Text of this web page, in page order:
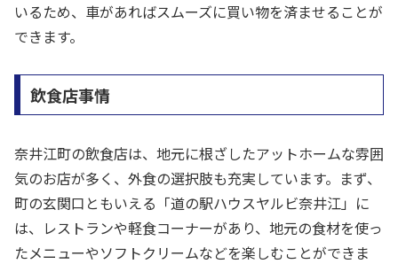
いるため、車があればスムーズに買い物を済ませることが
できます。
飲食店事情
奈井江町の飲食店は、地元に根ざしたアットホームな雰囲
気のお店が多く、外食の選択肢も充実しています。まず、
町の玄関口ともいえる「道の駅ハウスヤルビ奈井江」に
は、レストランや軽食コーナーがあり、地元の食材を使っ
たメニューやソフトクリームなどを楽しむことができま